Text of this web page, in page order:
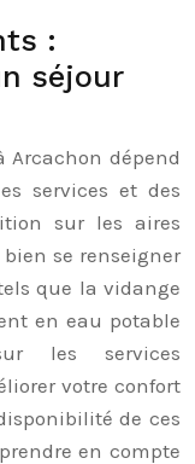
:
séjour
Arcachon dépend
services et des
sur les aires
se renseigner
que la vidange
en eau potable
les services
votre confort
de ces
en compte